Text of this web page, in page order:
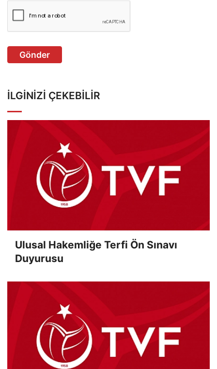
Gönder
İLGINIZI ÇEKEBILIR
Ulusal Hakemliğe Terfi Ön Sınavı
Duyurusu